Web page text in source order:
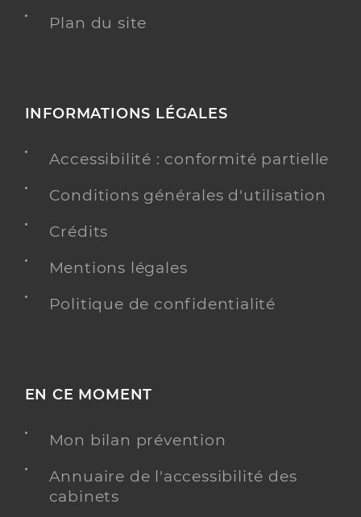
Plan du site
INFORMATIONS LÉGALES
Accessibilité : conformité partielle
Conditions générales d'utilisation
Crédits
Mentions légales
Politique de confidentialité
EN CE MOMENT
Mon bilan prévention
Annuaire de l'accessibilité des
cabinets